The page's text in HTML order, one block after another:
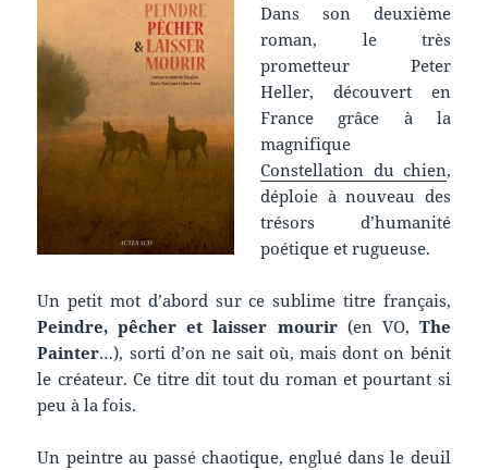
Dans son deuxième
roman, le très
prometteur Peter
Heller, découvert en
France grâce à la
magnifique
Constellation du chien,
déploie à nouveau des
trésors d’humanité
poétique et rugueuse.
Un petit mot d’abord sur ce sublime titre français,
Peindre, pêcher et laisser mourir(en VO, The
Painter…), sorti d’on ne sait où, mais dont on bénit
le créateur. Ce titre dit tout du roman et pourtant si
peu à la fois.
Un peintre au passé chaotique, englué dans le deuil